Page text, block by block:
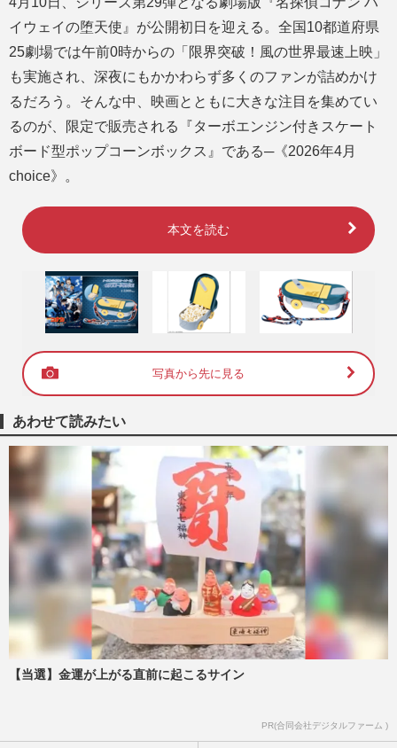
イウェイの堕天使』が公開初日を迎える。全国10都道府県
25劇場では午前0時からの「限界突破！風の世界最速上映」
も実施され、深夜にもかかわらず多くのファンが詰めかけ
るだろう。そんな中、映画とともに大きな注目を集めてい
るのが、限定で販売される『ターボエンジン付きスケート
ボード型ポップコーンボックス』である─《2026年4月
choice》。
本文を読む
写真から先に見る
あわせて読みたい
【当選】金運が上がる直前に起こるサイン
PR(合同会社デジタルファーム )